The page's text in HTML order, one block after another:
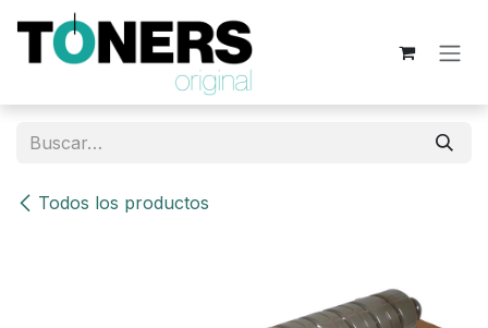
Ir al contenido
Todos los productos